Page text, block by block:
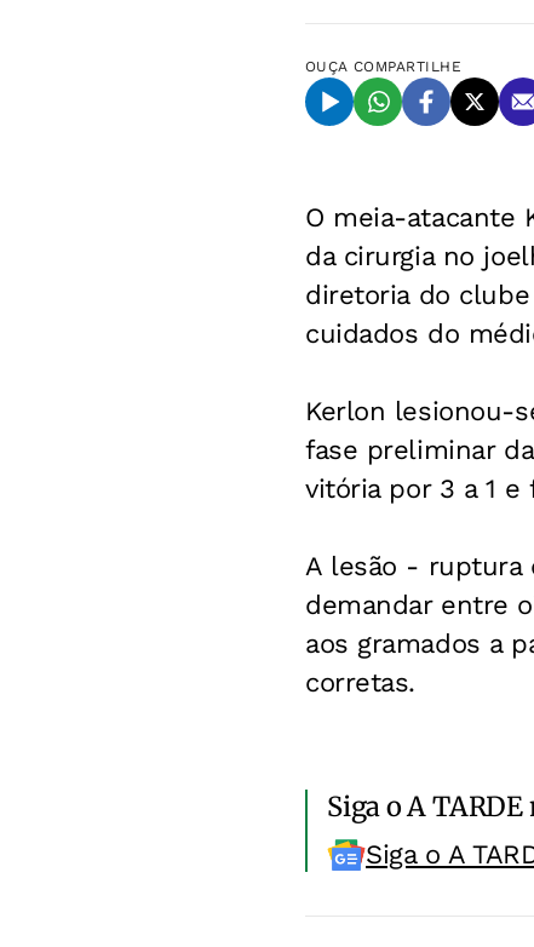
OUÇA COMPARTILHE
O meia-atacante
da cirurgia no
diretoria do
cuidados do
Kerlon lesionou-
fase preliminar
vitória por 3 a 1
A lesão - ruptura
demandar entre
aos gramados a
corretas.
Siga o A
Siga o A